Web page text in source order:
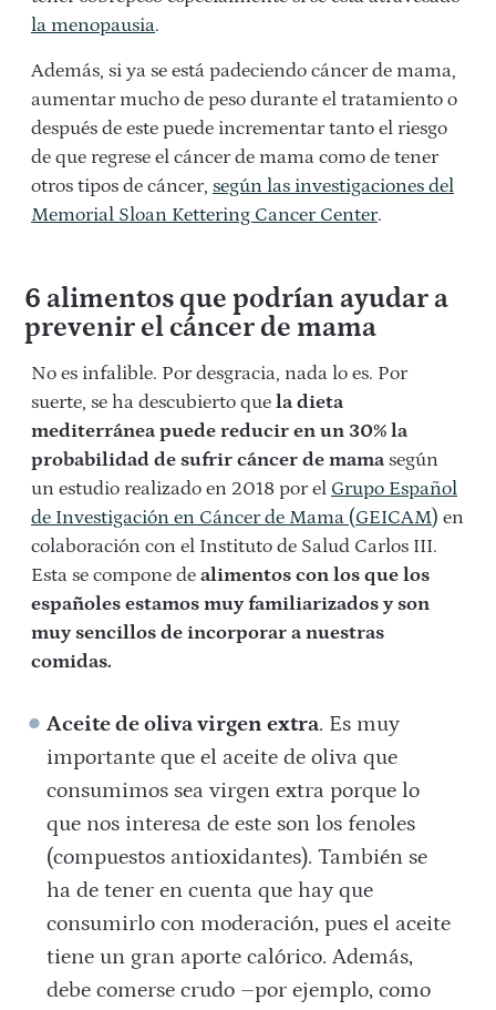
la menopausia.
Además, si ya se está padeciendo cáncer de mama,
aumentar mucho de peso durante el tratamiento o
después de este puede incrementar tanto el riesgo
de que regrese el cáncer de mama como de tener
otros tipos de cáncer, según las investigaciones del
Memorial Sloan Kettering Cancer Center.
6 alimentos que podrían ayudar a
prevenir el cáncer de mama
No es infalible. Por desgracia, nada lo es. Por
suerte, se ha descubierto que la dieta
mediterránea puede reducir en un 30% la
probabilidad de sufrir cáncer de mama según
un estudio realizado en 2018 por el Grupo Español
de Investigación en Cáncer de Mama (GEICAM) en
colaboración con el Instituto de Salud Carlos III.
Esta se compone de alimentos con los que los
españoles estamos muy familiarizados y son
muy sencillos de incorporar a nuestras
comidas.
Aceite de oliva virgen extra. Es muy
importante que el aceite de oliva que
consumimos sea virgen extra porque lo
que nos interesa de este son los fenoles
(compuestos antioxidantes). También se
ha de tener en cuenta que hay que
consumirlo con moderación, pues el aceite
tiene un gran aporte calórico. Además,
debe comerse crudo –por ejemplo, como